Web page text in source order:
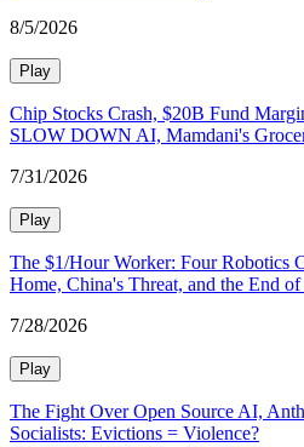
8/5/2026
Play
Chip Stocks Crash, $20B Fund
SLOW DOWN AI, Mamdani's
7/31/2026
Play
The $1/Hour Worker: Four Robotics
Home, China's Threat, and the End of
7/28/2026
Play
The Fight Over Open Source AI,
Socialists: Evictions = Violence?